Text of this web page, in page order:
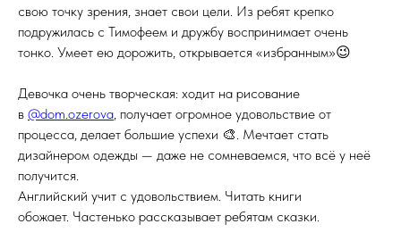
свою точку зрения, знает свои цели. Из ребят крепко
подружилась с Тимофеем и дружбу воспринимает очень
тонко. Умеет ею дорожить, открывается «избранным»😉
Девочка очень творческая: ходит на рисование
в @dom.ozerova , получает огромное удовольствие от
процесса, делает большие успехи 🎨. Мечтает стать
дизайнером одежды — даже не сомневаемся, что всё у неё
получится.
Английский учит с удовольствием. Читать книги
обожает. Частенько рассказывает ребятам сказки.